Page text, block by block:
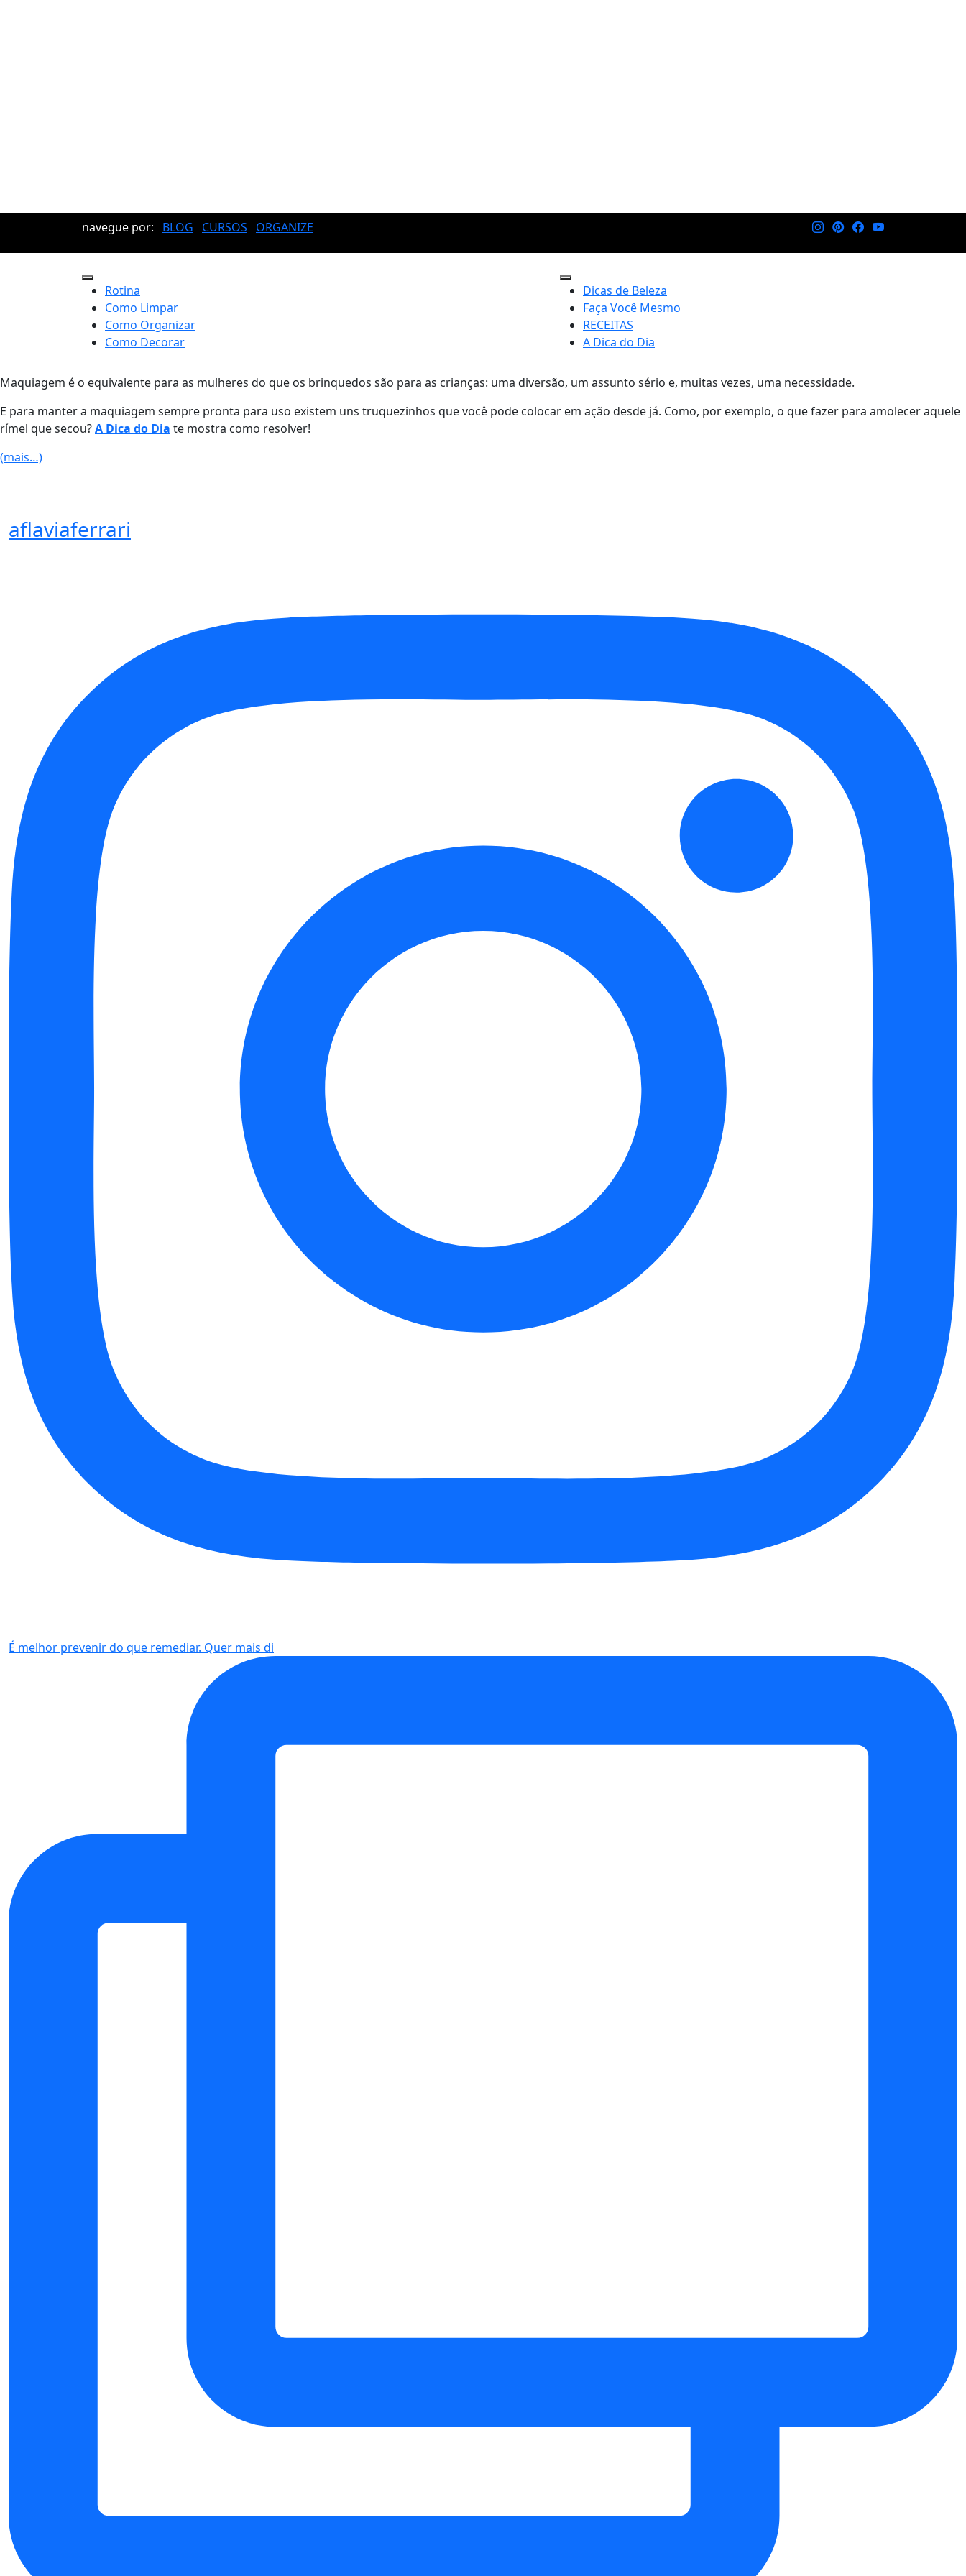
navegue por: BLOG CURSOS ORGANIZE
Rotina
Como Limpar
Como Organizar
Como Decorar
Dicas de Beleza
Faça Você Mesmo
RECEITAS
A Dica do Dia
Maquiagem é o equivalente para as mulheres do que os brinquedos são para as crianças: uma diversão, um assunto sério e, muitas vezes, uma necessidade.
E para manter a maquiagem sempre pronta para uso existem uns truquezinhos que você pode colocar em ação desde já. Como, por exemplo, o que fazer para amolecer aquele
rímel que secou?A Dica do Dia te mostra como resolver!
(mais…)
aflaviaferrari
É melhor prevenir do que remediar. Quer mais di